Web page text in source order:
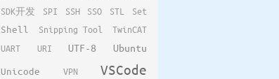
SDK开发 SPI SSH SSO STL
Set
Shell
Snipping Tool
TwinCAT
UART
URI UTF-8 Ubuntu
Unicode VPN VSCode